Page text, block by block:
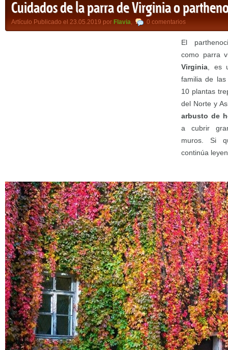
Cuidados de la parra de Virginia o
Artículo Publicado el 23.05.2019 por Flavia, 0 comentarios
El
como parra
Virginia , es
familia de
10 plantas
del Norte y
arbusto de
a cubrir
muros. Si
continúa